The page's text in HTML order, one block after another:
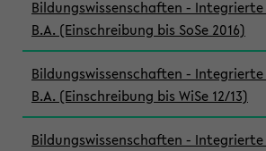
Bildungswissenschaften -
B.A. (Einschreibung bis SoSe 2016)
Bildungswissenschaften -
B.A. (Einschreibung bis WiSe 12/13)
Bildungswissenschaften -